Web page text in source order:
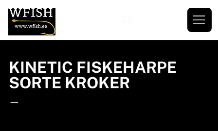
KINETIC FISKEHARPE
SORTE KROKER
—